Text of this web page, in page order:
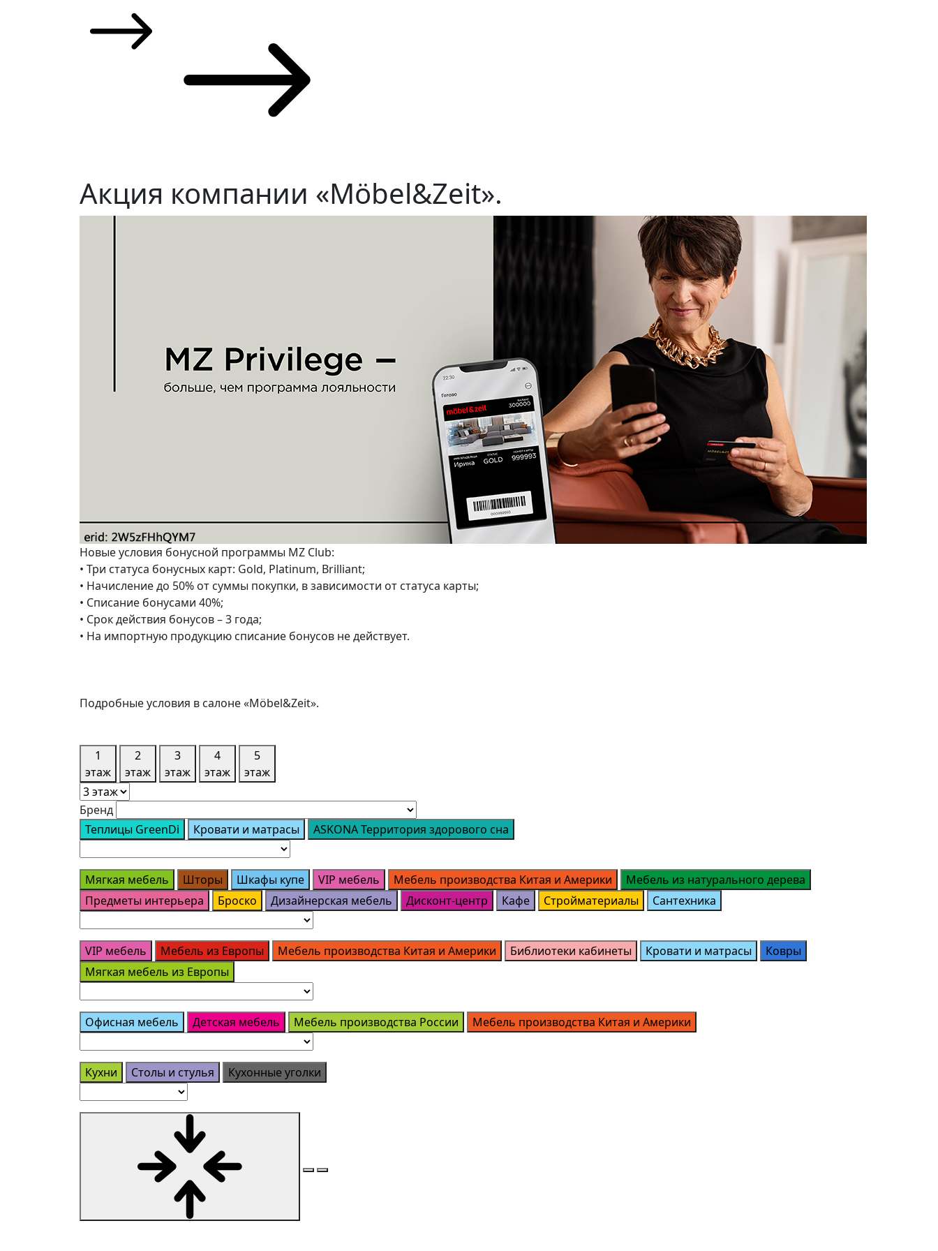
Акция компании «Möbel&Zeit».
Новые условия бонусной программы MZ Club:
• Три статуса бонусных карт: Gold, Platinum, Brilliant;
• Начисление до 50% от суммы покупки, в зависимости от статуса карты;
• Списание бонусами 40%;
• Срок действия бонусов – 3 года;
• На импортную продукцию списание бонусов не действует.
Подробные условия в салоне «Möbel&Zeit».
1
этаж
2
этаж
3
этаж
4
этаж
5
этаж
Бренд
Теплицы GreenDi
Кровати и матрасы ASKONA Территория здорового сна
Мягкая мебель Шторы Шкафы купе VIP мебель Мебель производства Китая и Америки
Мебель из натурального дерева
Предметы интерьера
Броско Дизайнерская мебель Дисконт-центр Кафе Стройматериалы Сантехника
VIP мебель Мебель из Европы Мебель производства Китая и Америки Библиотеки кабинеты Кровати и матрасы
Ковры
Мягкая мебель из Европы
Офисная мебель Детская мебель Мебель производства России Мебель производства Китая и Америки
Кухни Столы и стулья Кухонные уголки